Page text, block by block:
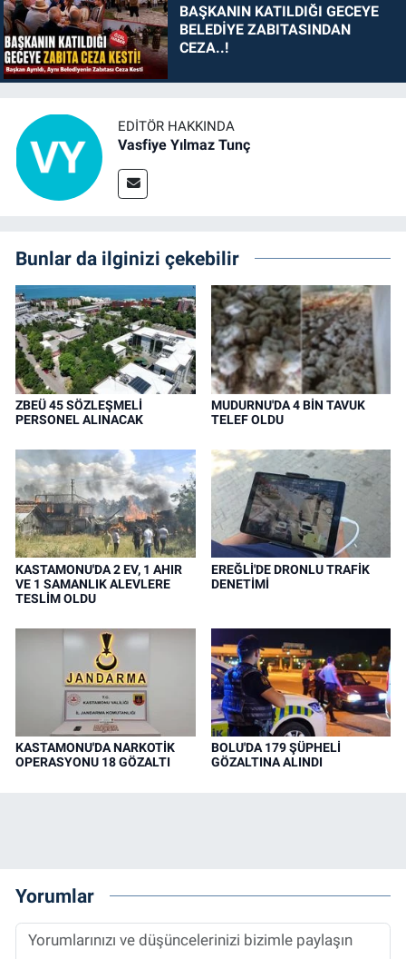
BAŞKANIN KATILDIĞI GECEYE
BELEDİYE ZABITASINDAN
CEZA..!
EDITÖR HAKKINDA
Vasfiye Yılmaz Tunç
Bunlar da ilginizi çekebilir
ZBEÜ 45 SÖZLEŞMELİ
PERSONEL ALINACAK
MUDURNU'DA 4 BİN TAVUK
TELEF OLDU
KASTAMONU'DA 2 EV, 1 AHIR
VE 1 SAMANLIK ALEVLERE
TESLİM OLDU
EREĞLİ'DE DRONLU TRAFİK
DENETİMİ
KASTAMONU'DA NARKOTİK
OPERASYONU 18 GÖZALTI
BOLU'DA 179 ŞÜPHELİ
GÖZALTINA ALINDI
Yorumlar